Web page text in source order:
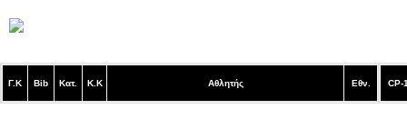
Γ.Κ Bib Κατ. Κ.Κ Αθλητής Εθν. CP-